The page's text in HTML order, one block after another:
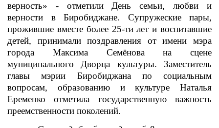
верность» - отметили День семьи, любви и
верности в Биробиджане. Супружеские пары,
прожившие вместе более 25-ти лет и воспитавшие
детей, принимали поздравления от имени мэра
города Максима Семёнова на сцене
муниципального Дворца культуры. Заместитель
главы мэрии Биробиджана по социальным
вопросам, образованию и культуре Наталья
Еременко отметила государственную важность
преемственности поколений.